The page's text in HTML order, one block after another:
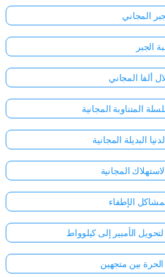
المجاني
الجبر
ألفا المجاني
المتناوبة المجانية
البديلة المجانية
المجانية
الإطفاء
الحرة بين متجهين